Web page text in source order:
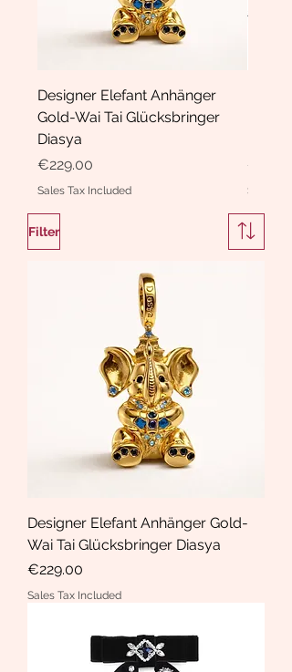
Designer Elefant Anhänger
Gold-Wai Tai Glücksbringer
Diasya
Price
€229.00
Sales Tax Included
Price
Sales
Filter
Designer Elefant Anhänger Gold-
Wai Tai Glücksbringer Diasya
Price
€229.00
Sales Tax Included